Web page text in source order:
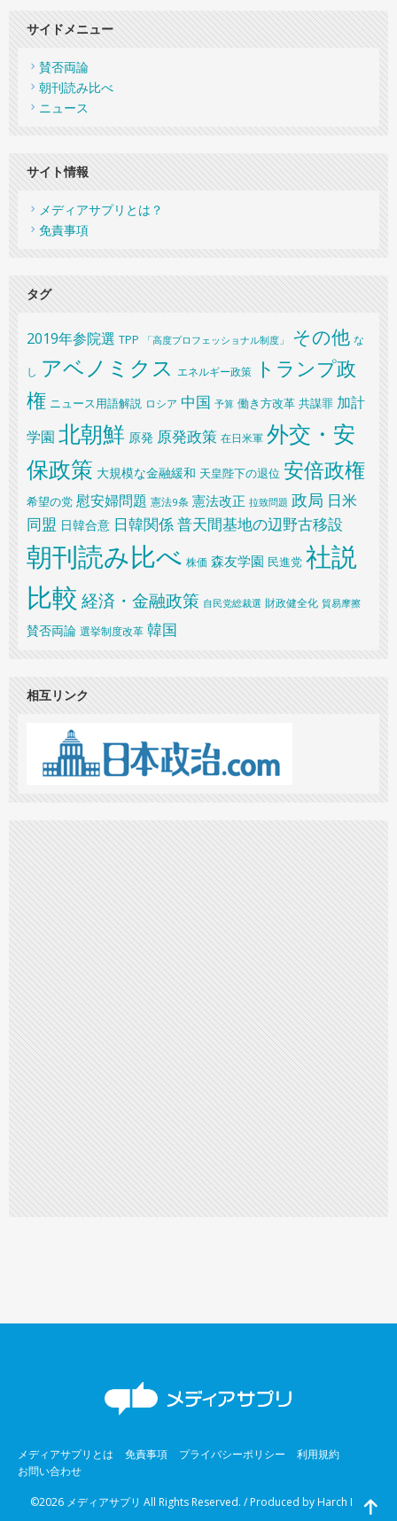
サイドメニュー
賛否両論
朝刊読み比べ
ニュース
サイト情報
メディアサプリとは？
免責事項
タグ
2019年参院選 TPP 「高度プロフェッショナル制度」 その他 な
し アベノミクス エネルギー政策
トランプ政
権 ニュース用語解説 ロシア 中国 予算 働き方改革 共謀罪 加計
学園 北朝鮮 原発 原発政策 在日米軍 外交・安
保政策 大規模な金融緩和 天皇陛下の退位 安倍政権
希望の党 慰安婦問題 憲法9条 憲法改正 拉致問題 政局 日米
同盟 日韓合意 日韓関係普天間基地の辺野古移設
朝刊読み比べ 株価 森友学園 民進党 社説
比較 経済・金融政策 自民党総裁選 財政健全化 貿易摩擦
賛否両論 選挙制度改革 韓国
相互リンク
メディアサプリとは 免責事項 プライバシーポリシー
利用規約
お問い合わせ
©2026 メディアサプリ All Rights Reserved. / Produced by Harch Inc.